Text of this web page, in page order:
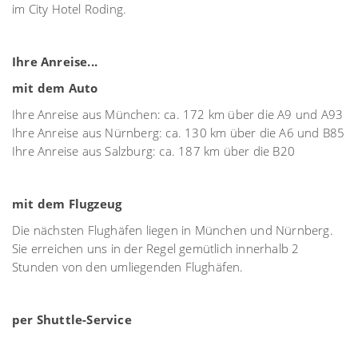
im City Hotel Roding.
Ihre Anreise...
mit dem Auto
Ihre Anreise aus München: ca. 172 km über die A9 und A93
Ihre Anreise aus Nürnberg: ca. 130 km über die A6 und B85
Ihre Anreise aus Salzburg: ca. 187 km über die B20
mit dem Flugzeug
Die nächsten Flughäfen liegen in München und Nürnberg.
Sie erreichen uns in der Regel gemütlich innerhalb 2
Stunden von den umliegenden Flughäfen.
per Shuttle-Service